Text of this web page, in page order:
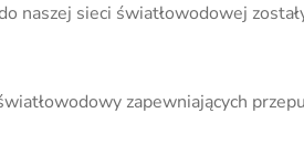
naszej sieci światłowodowej
zapewniających